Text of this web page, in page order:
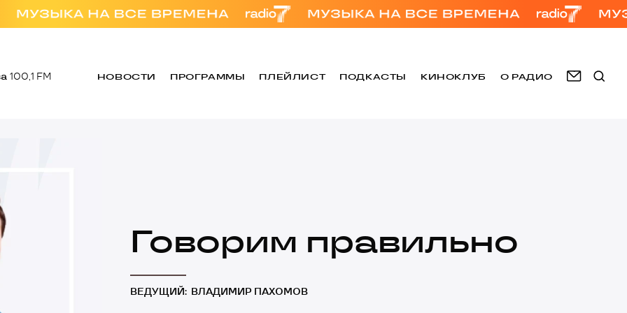
100,1 FM НОВОСТИ ПРОГРАММЫ ПЛЕЙЛИСТ ПОДКАСТЫ КИНОКЛУБ О РАДИО
Говорим правильно
ВЕДУЩИЙ: ВЛАДИМИР ПАХОМОВ